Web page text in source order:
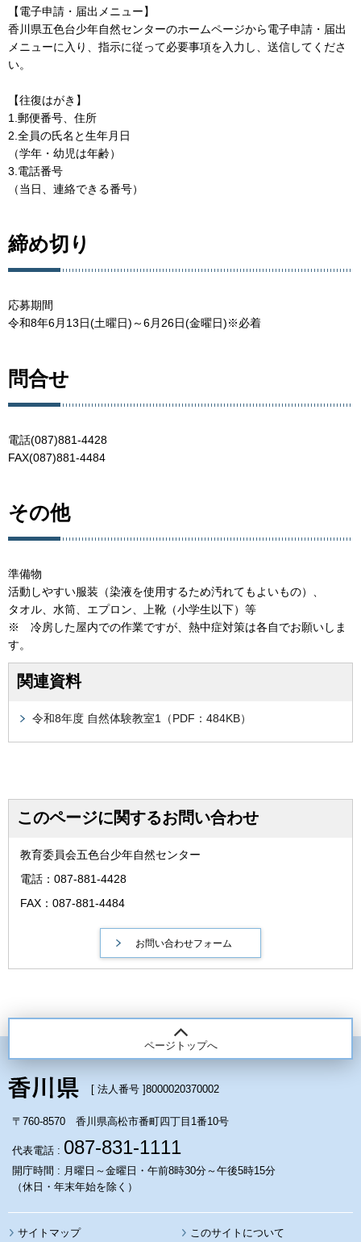
【電子申請・届出メニュー】
香川県五色台少年自然センターのホームページから電子申請・届出
メニューに入り、指示に従って必要事項を入力し、送信してくださ
い。
【往復はがき】
1.郵便番号、住所
2.全員の氏名と生年月日
（学年・幼児は年齢）
3.電話番号
（当日、連絡できる番号）
締め切り
応募期間
令和8年6月13日(土曜日)～6月26日(金曜日)※必着
問合せ
電話(087)881-4428
FAX(087)881-4484
その他
準備物
活動しやすい服装（染液を使用するため汚れてもよいもの）、
タオル、水筒、エプロン、上靴（小学生以下）等
※ 冷房した屋内での作業ですが、熱中症対策は各自でお願いしま
す。
関連資料
令和8年度 自然体験教室1（PDF：484KB）
このページに関するお問い合わせ
教育委員会五色台少年自然センター
電話：087-881-4428
FAX：087-881-4484
ページトップへ
[ 法人番号 ]8000020370002
〒760-8570 香川県高松市番町四丁目1番10号
代表電話 : 087-831-1111
開庁時間 : 月曜日～金曜日・午前8時30分～午後5時15分
（休日・年末年始を除く）
サイトマップ このサイトについて